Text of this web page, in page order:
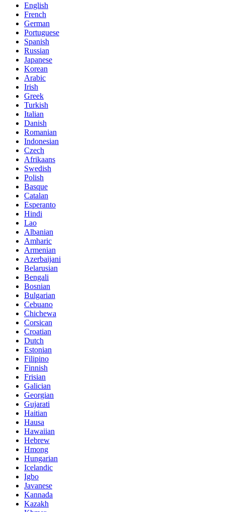
English
French
German
Portuguese
Spanish
Russian
Japanese
Korean
Arabic
Irish
Greek
Turkish
Italian
Danish
Romanian
Indonesian
Czech
Afrikaans
Swedish
Polish
Basque
Catalan
Esperanto
Hindi
Lao
Albanian
Amharic
Armenian
Azerbaijani
Belarusian
Bengali
Bosnian
Bulgarian
Cebuano
Chichewa
Corsican
Croatian
Dutch
Estonian
Filipino
Finnish
Frisian
Galician
Georgian
Gujarati
Haitian
Hausa
Hawaiian
Hebrew
Hmong
Hungarian
Icelandic
Igbo
Javanese
Kannada
Kazakh